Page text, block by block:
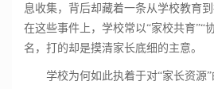
息收集，背后却藏着一条从学校教育
在这些事件上，学校常以“家校共育”“
名，打的却是摸清家长底细的主意。
学校为何如此执着于对“家长资源